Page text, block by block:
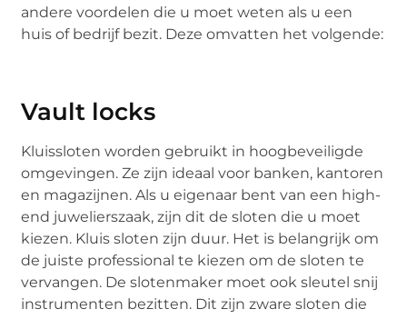
andere voordelen die u moet weten als u een
huis of bedrijf bezit. Deze omvatten het volgende:
Vault locks
Kluissloten worden gebruikt in hoogbeveiligde
omgevingen. Ze zijn ideaal voor banken, kantoren
en magazijnen. Als u eigenaar bent van een high-
end juwelierszaak, zijn dit de sloten die u moet
kiezen. Kluis sloten zijn duur. Het is belangrijk om
de juiste professional te kiezen om de sloten te
vervangen. De slotenmaker moet ook sleutel snij
instrumenten bezitten. Dit zijn zware sloten die